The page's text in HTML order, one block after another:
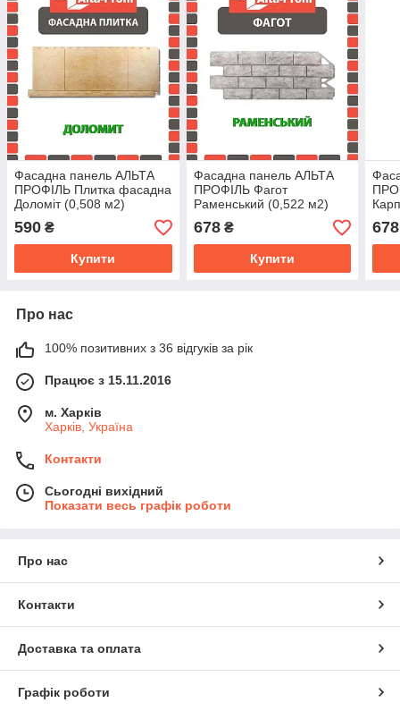
Фасадна панель АЛЬТА
ПРОФІЛЬ Плитка фасадна
Доломіт (0,508 м2)
590 ₴
Купити
Фасадна панель АЛЬТА
ПРОФІЛЬ Фагот
Раменський (0,522 м2)
678₴
Купити
678
Про нас
100% позитивних з 36 відгуків за рік
Працює з 15.11.2016
м. Харків
Харків, Україна
Контакти
Сьогодні вихідний
Показати весь графік роботи
Про нас
Контакти
Доставка та оплата
Графік роботи